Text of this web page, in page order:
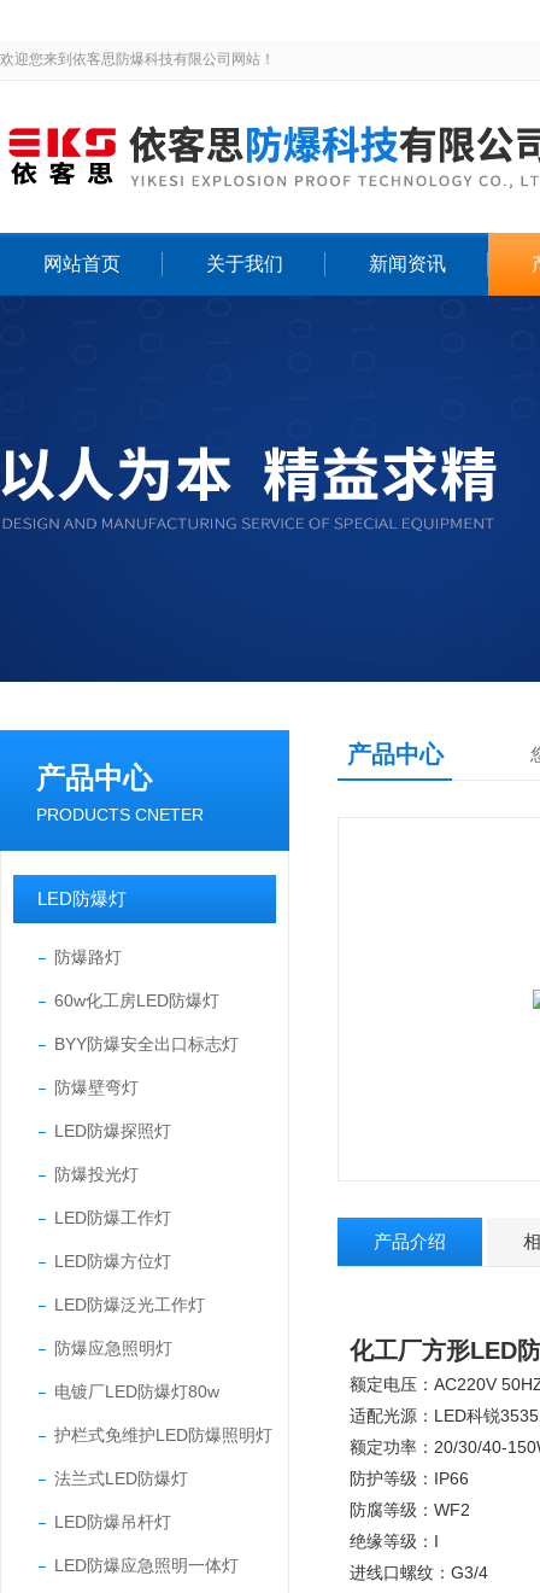
欢迎您来到依客思防爆科技有限公司网站！
网站首页 关于我们 新闻资讯
产品中心
PRODUCTS CNETER
LED防爆灯
防爆路灯
60w化工房LED防爆灯
BYY防爆安全出口标志灯
防爆壁弯灯
LED防爆探照灯
防爆投光灯
LED防爆工作灯
LED防爆方位灯
LED防爆泛光工作灯
防爆应急照明灯
电镀厂LED防爆灯80w
护栏式免维护LED防爆照明灯
法兰式LED防爆灯
LED防爆吊杆灯
LED防爆应急照明一体灯
产品中心
产品介绍
化工厂方形LED
额定电压：AC220V
适配光源：LED科锐3535
额定功率：20/30/40-
防护等级：IP66
防腐等级：WF2
绝缘等级：I
进线口螺纹：G3/4